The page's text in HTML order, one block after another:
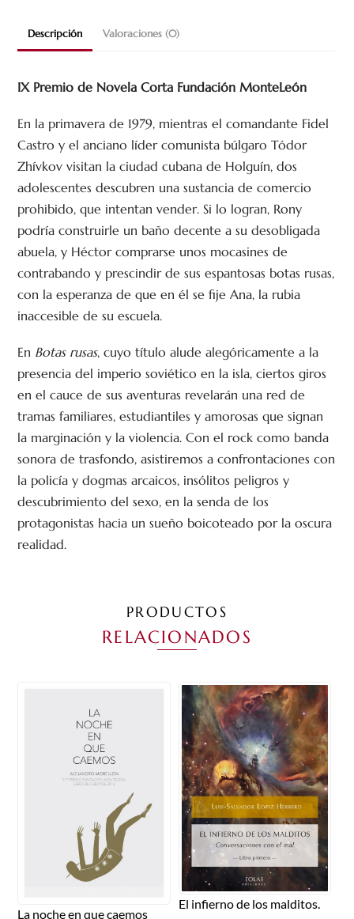
Descripción Valoraciones (0)
IX Premio de Novela Corta Fundación MonteLeón
En la primavera de 1979, mientras el comandante Fidel
Castro y el anciano líder comunista búlgaro Tódor
Zhívkov visitan la ciudad cubana de Holguín, dos
adolescentes descubren una sustancia de comercio
prohibido, que intentan vender. Si lo logran, Rony
podría construirle un baño decente a su desobligada
abuela, y Héctor comprarse unos mocasines de
contrabando y prescindir de sus espantosas botas rusas,
con la esperanza de que en él se fije Ana, la rubia
inaccesible de su escuela.
En Botas rusas, cuyo título alude alegóricamente a la
presencia del imperio soviético en la isla, ciertos giros
en el cauce de sus aventuras revelarán una red de
tramas familiares, estudiantiles y amorosas que signan
la marginación y la violencia. Con el rock como banda
sonora de trasfondo, asistiremos a confrontaciones con
la policía y dogmas arcaicos, insólitos peligros y
descubrimiento del sexo, en la senda de los
protagonistas hacia un sueño boicoteado por la oscura
realidad.
PRODUCTOS
RELACIONADOS
La noche en que caemos
El infierno de los malditos.